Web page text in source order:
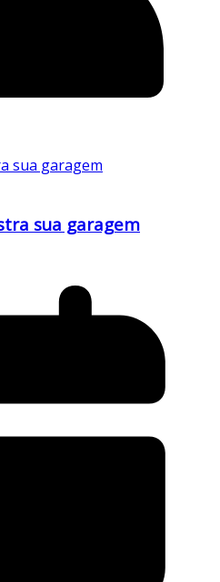
sua garagem